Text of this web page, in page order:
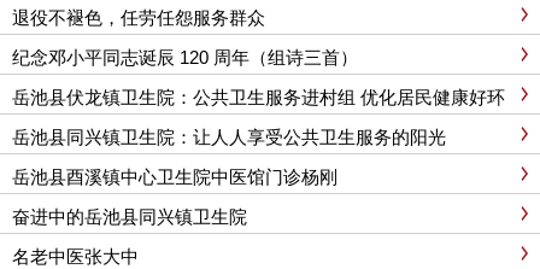
退役不褪色，任劳任怨服务群众
纪念邓小平同志诞辰 120 周年（组诗三首）
岳池县伏龙镇卫生院：公共卫生服务进村组 优化居民健康好环
境
岳池县同兴镇卫生院：让人人享受公共卫生服务的阳光
岳池县酉溪镇中心卫生院中医馆门诊杨刚
奋进中的岳池县同兴镇卫生院
名老中医张大中